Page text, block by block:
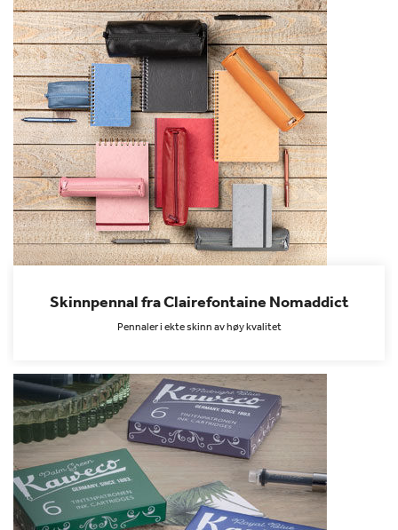
Skinnpennal fra Clairefontaine Nomaddict
Pennaler i ekte skinn av høy kvalitet